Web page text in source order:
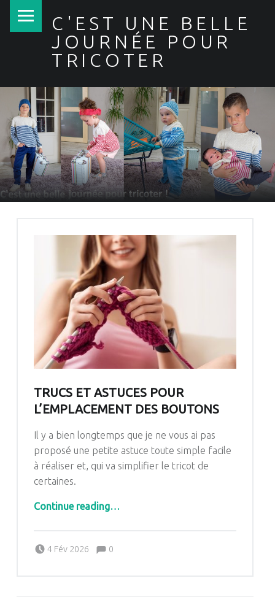
C'EST UNE BELLE
JOURNÉE POUR
TRICOTER
SITE BANNER
TRUCS ET ASTUCES POUR
L’EMPLACEMENT DES BOUTONS
Il y a bien longtemps que je ne vous ai pas
proposé une petite astuce toute simple facile
à réaliser et, qui va simplifier le tricot de
certaines.
Continue reading“Trucs et astuces pour l’emplacement des boutons”
…
4 Fév 2026
Pascale G&-BdC-WKF
Comments:0